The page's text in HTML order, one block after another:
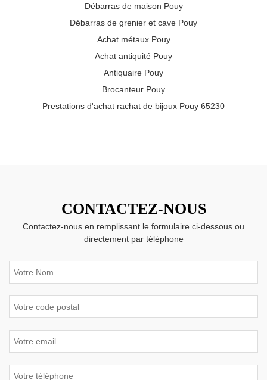
Débarras de maison Pouy
Débarras de grenier et cave Pouy
Achat métaux Pouy
Achat antiquité Pouy
Antiquaire Pouy
Brocanteur Pouy
Prestations d'achat rachat de bijoux Pouy 65230
CONTACTEZ-NOUS
Contactez-nous en remplissant le formulaire ci-dessous ou
directement par téléphone